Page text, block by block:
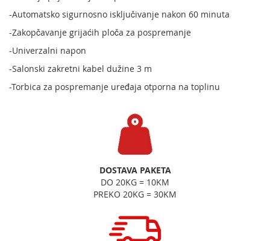
-Automatsko sigurnosno isključivanje nakon 60 minuta
-Zakopčavanje grijaćih ploča za pospremanje
-Univerzalni napon
-Salonski zakretni kabel dužine 3 m
-Torbica za pospremanje uređaja otporna na toplinu
DOSTAVA PAKETA
DO 20KG = 10KM
PREKO 20KG = 30KM